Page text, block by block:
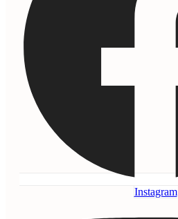
Instagram